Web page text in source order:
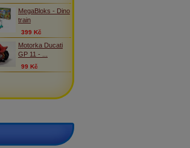
MegaBloks - Dino
train
399 Kč
Motorka Ducati
GP 11 - ...
99 Kč